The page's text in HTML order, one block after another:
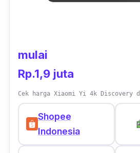
Kamera ini juga hadir dengan
menghubungkan mikrofon
menghasilkan audio yang
lupa, buat kamu yang suka
di dalam air, kamera ini juga
hingga kedalaman 40 meter.
mulai
Rp.1,9 juta
Cek harga Xiaomi Yi 4k Discovery
Shopee
Indonesia